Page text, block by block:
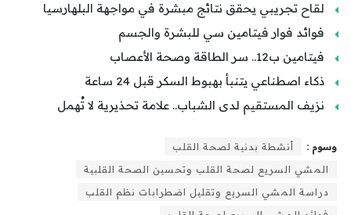
لقاح تجريبي يحقق نتائج مبشرة في مواجهة البلهارسيا
فوائد فوار فيتامين سي للبشرة والجسم
فيتامين ب12.. سر الطاقة وصحة الأعصاب
ذكاء اصطناعي يتنبأ بهبوط السكر قبل 24 ساعة
نزيف المستقيم لدى الشباب.. علامة تحذيرية لا تُهمل
وسوم :
أنشطة بدنية لصحة القلب
المشي السريع لصحة القلب وتحسين الصحة القلبية
دراسة المشي السريع وتقليل اضطرابات نظم القلب